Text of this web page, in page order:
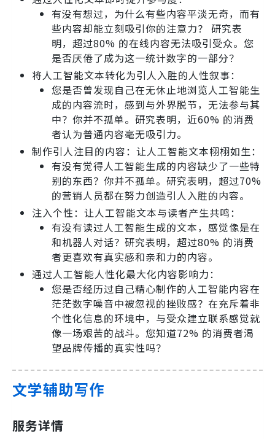
有没有想过，为什么有些内容平淡无奇，而有
些内容却能立刻吸引你的注意力？ 研究表
明，超过80% 的在线内容无法吸引受众。您
是否厌倦了成为这一统计数字的一部分？
将人工智能文本转化为引人入胜的人性叙事：
您是否曾发现自己在无休止地浏览人工智能生
成的内容流时，感到与外界脱节，无法参与其
中？你并不孤单。研究表明，近60% 的消费
者认为普通内容毫无吸引力。
制作引人注目的内容：让人工智能文本栩栩如生：
有没有觉得人工智能生成的内容缺少了一些特
别的东西？你并不孤单。研究表明，超过70%
的营销人员都在努力创造引人入胜的内容。
注入个性：让人工智能文本与读者产生共鸣：
有没有读过人工智能生成的文本，感觉像是在
和机器人对话？研究表明，超过80% 的消费
者更喜欢有真实感和亲和力的内容。
通过人工智能人性化最大化内容影响力：
您是否经历过自己精心制作的人工智能内容在
茫茫数字噪音中被忽视的挫败感？在充斥着非
个性化信息的环境中，与受众建立联系感觉就
像一场艰苦的战斗。您知道72% 的消费者渴
望品牌传播的真实性吗？
文学辅助写作
服务详情